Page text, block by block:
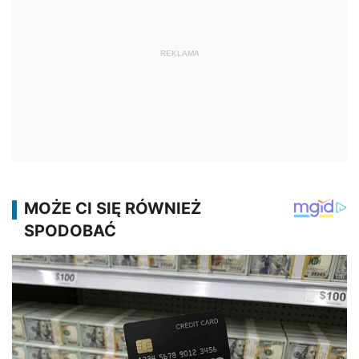
REKLAMA